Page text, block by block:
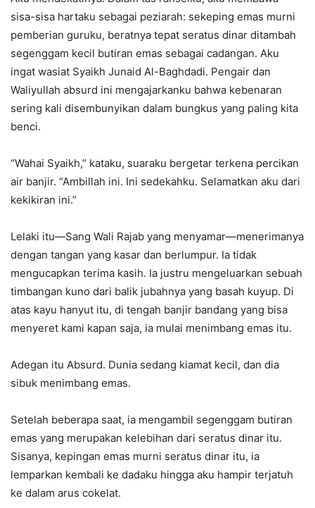
sisa-sisa hartaku sebagai peziarah: sekeping emas murni
pemberian guruku, beratnya tepat seratus dinar ditambah
segenggam kecil butiran emas sebagai cadangan. Aku
ingat wasiat Syaikh Junaid Al-Baghdadi. Pengair dan
Waliyullah absurd ini mengajarkanku bahwa kebenaran
sering kali disembunyikan dalam bungkus yang paling kita
benci.
“Wahai Syaikh,” kataku, suaraku bergetar terkena percikan
air banjir. “Ambillah ini. Ini sedekahku. Selamatkan aku dari
kekikiran ini.”
Lelaki itu—Sang Wali Rajab yang menyamar—menerimanya
dengan tangan yang kasar dan berlumpur. Ia tidak
mengucapkan terima kasih. Ia justru mengeluarkan sebuah
timbangan kuno dari balik jubahnya yang basah kuyup. Di
atas kayu hanyut itu, di tengah banjir bandang yang bisa
menyeret kami kapan saja, ia mulai menimbang emas itu.
Adegan itu Absurd. Dunia sedang kiamat kecil, dan dia
sibuk menimbang emas.
Setelah beberapa saat, ia mengambil segenggam butiran
emas yang merupakan kelebihan dari seratus dinar itu.
Sisanya, kepingan emas murni seratus dinar itu, ia
lemparkan kembali ke dadaku hingga aku hampir terjatuh
ke dalam arus cokelat.